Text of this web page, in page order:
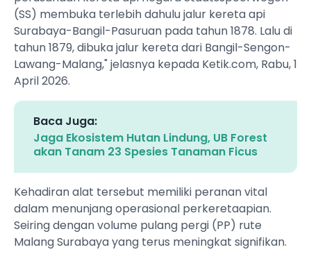
(SS) membuka terlebih dahulu jalur kereta api
Surabaya-Bangil-Pasuruan pada tahun 1878. Lalu di
tahun 1879, dibuka jalur kereta dari Bangil-Sengon-
Lawang-Malang," jelasnya kepada Ketik.com, Rabu, 1
April 2026.
Baca Juga:
Jaga Ekosistem Hutan Lindung, UB Forest
akan Tanam 23 Spesies Tanaman Ficus
Kehadiran alat tersebut memiliki peranan vital
dalam menunjang operasional perkeretaapian.
Seiring dengan volume pulang pergi (PP) rute
Malang Surabaya yang terus meningkat signifikan.